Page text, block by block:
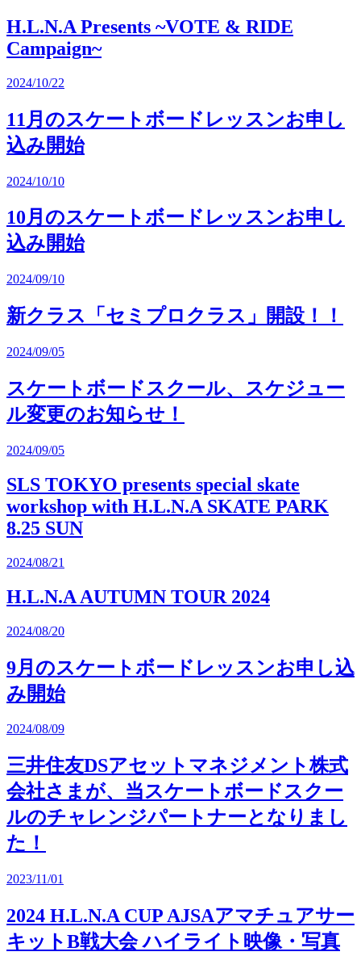
H.L.N.A Presents ~VOTE & RIDE
Campaign~
2024/10/22
11月のスケートボードレッスンお申し
込み開始
2024/10/10
10月のスケートボードレッスンお申し
込み開始
2024/09/10
新クラス「セミプロクラス」開設！！
2024/09/05
スケートボードスクール、スケジュー
ル変更のお知らせ！
2024/09/05
SLS TOKYO presents special skate
workshop with H.L.N.A SKATE PARK
8.25 SUN
2024/08/21
H.L.N.A AUTUMN TOUR 2024
2024/08/20
9月のスケートボードレッスンお申し込
み開始
2024/08/09
三井住友DSアセットマネジメント株式
会社さまが、当スケートボードスクー
ルのチャレンジパートナーとなりまし
た！
2023/11/01
2024 H.L.N.A CUP AJSAアマチュアサー
キットB戦大会 ハイライト映像・写真